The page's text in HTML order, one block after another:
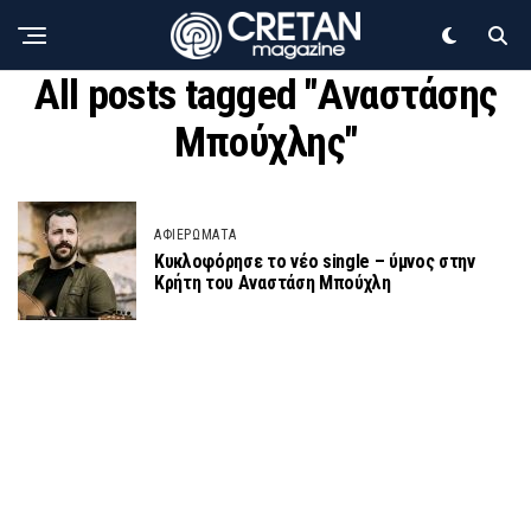
All posts tagged "Αναστάσης
Μπούχλης"
ΑΦΙΕΡΩΜΑΤΑ
Κυκλοφόρησε το νέο single – ύμνος στην
Κρήτη του Αναστάση Μπούχλη